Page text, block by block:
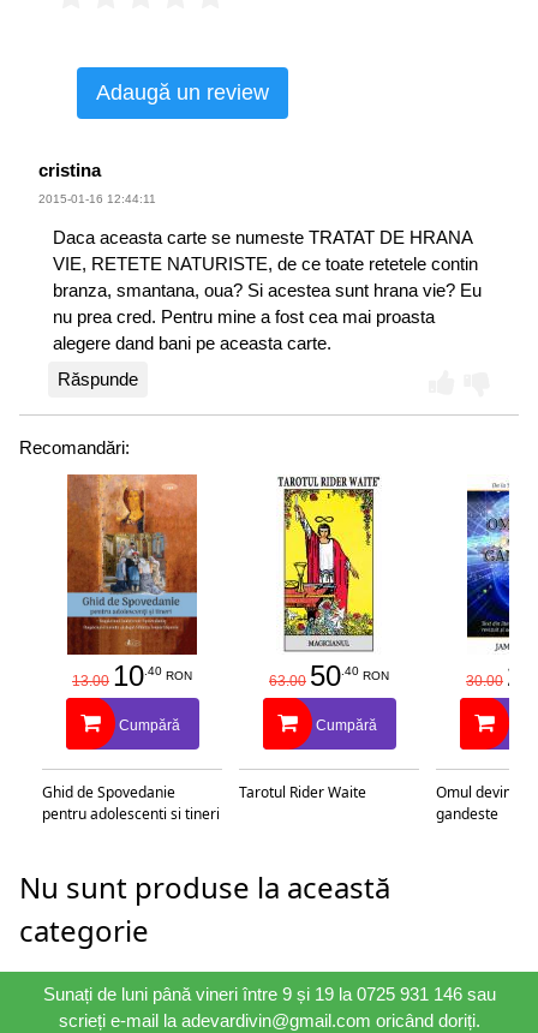
Adaugă un review
cristina
2015-01-16 12:44:11
Daca aceasta carte se numeste TRATAT DE HRANA
VIE, RETETE NATURISTE, de ce toate retetele contin
branza, smantana, oua? Si acestea sunt hrana vie? Eu
nu prea cred. Pentru mine a fost cea mai proasta
alegere dand bani pe aceasta carte.
Răspunde
Recomandări:
13.00 10.40 RON
Cumpără
Ghid de Spovedanie
pentru adolescenti si tineri
63.00 50.40 RON
Cumpără
Tarotul Rider Waite
30.00 25
Omul devine
gandeste
Nu sunt produse la această
categorie
Sunați de luni până vineri între 9 și 19 la 0725 931 146 sau
scrieți e-mail la adevardivin@gmail.com oricând doriți.